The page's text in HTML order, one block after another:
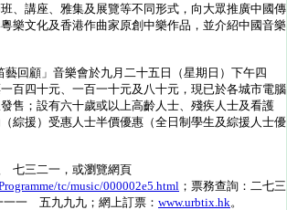
、講座、雅集及展覽等不同形式，向大眾推廣中國傳
樂文化及香港作曲家原創中樂作品，並介紹中國音樂
顧」音樂會於九月二十五日（星期日）下午四
百四十元、一百一十元及八十元，現已於各城市電腦
售；設有六十歲或以上高齡人士、殘疾人士及看護
綜援）受惠人士半價優惠（全日制學生及綜援人士優
三二一，或瀏覽網頁
tc/music/000002e5.html ；票務查詢：二七三
一 五九九九；網上訂票： www.urbtix.hk。